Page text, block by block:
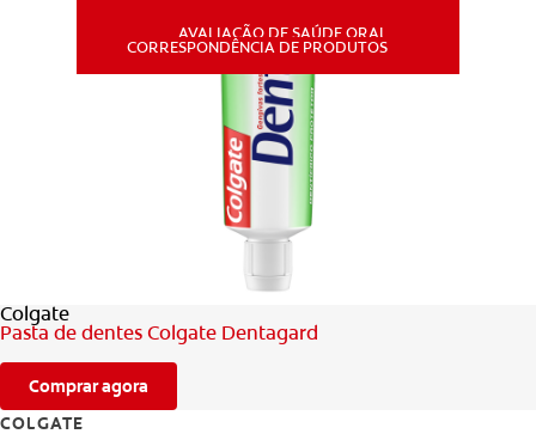
AVALIAÇÃO DE SAÚDE ORAL
CORRESPONDÊNCIA DE PRODUTOS
AVALIAÇÃO DE SAÚDE ORAL
CORRESPONDÊNCIA DE PRODUTOS
Colgate
Pasta de dentes Colgate Dentagard
Comprar agora
COLGATE